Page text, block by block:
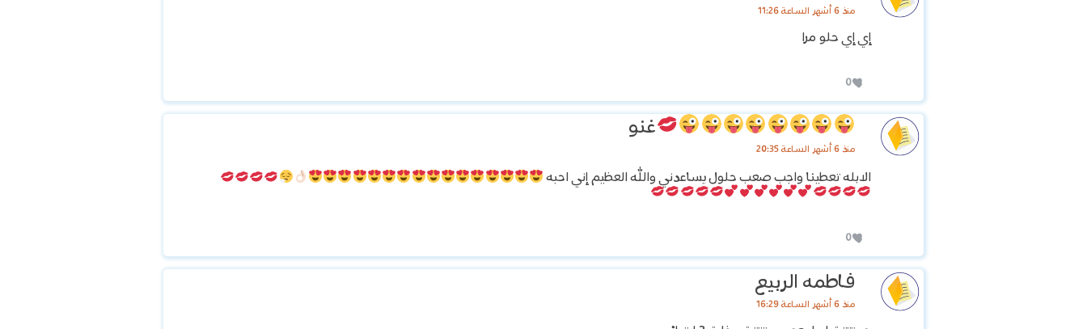
منذ 6 أشهر الساعة 11:26
إي إي حلو مرا
0
غنو
منذ 6 أشهر الساعة 20:35
الابله تعطينا واجب صعب حلول يساعدني والله العظيم إني احبه
0
فاطمه الربيع
منذ 6 أشهر الساعة 16:29